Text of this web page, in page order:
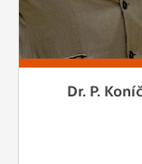
Dr. P.